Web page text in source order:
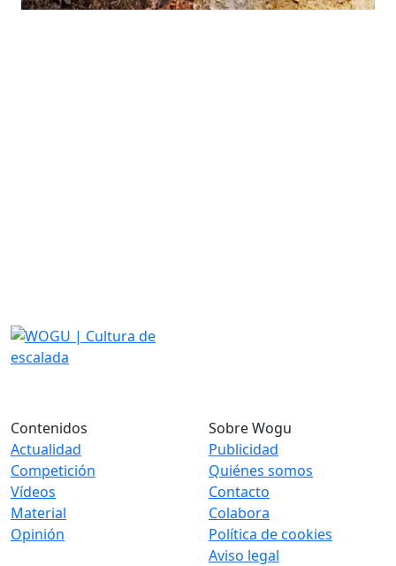
Contenidos
Actualidad
Competición
Vídeos
Material
Opinión
Sobre Wogu
Publicidad
Quiénes somos
Contacto
Colabora
Política de cookies
Aviso legal